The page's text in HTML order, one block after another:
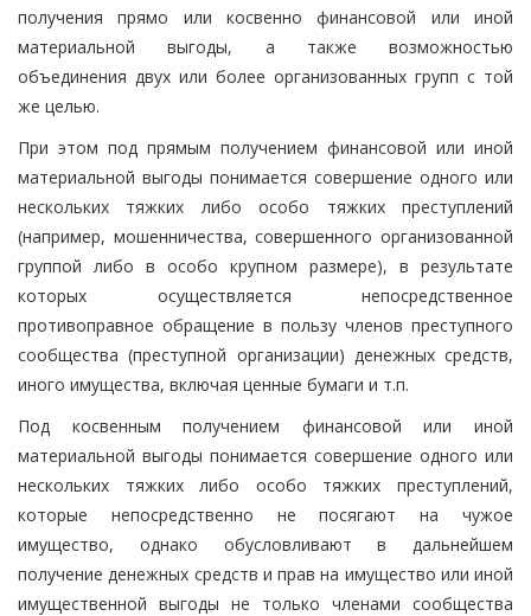
получения прямо или косвенно финансовой или иной
материальной выгоды, а также возможностью
объединения двух или более организованных групп с той
же целью.
При этом под прямым получением финансовой или иной
материальной выгоды понимается совершение одного или
нескольких тяжких либо особо тяжких преступлений
(например, мошенничества, совершенного организованной
группой либо в особо крупном размере), в результате
которых осуществляется непосредственное
противоправное обращение в пользу членов преступного
сообщества (преступной организации) денежных средств,
иного имущества, включая ценные бумаги и т.п.
Под косвенным получением финансовой или иной
материальной выгоды понимается совершение одного или
нескольких тяжких либо особо тяжких преступлений,
которые непосредственно не посягают на чужое
имущество, однако обусловливают в дальнейшем
получение денежных средств и прав на имущество или иной
имущественной выгоды не только членами сообщества